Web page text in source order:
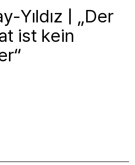
Yıldız | „Der
ist kein